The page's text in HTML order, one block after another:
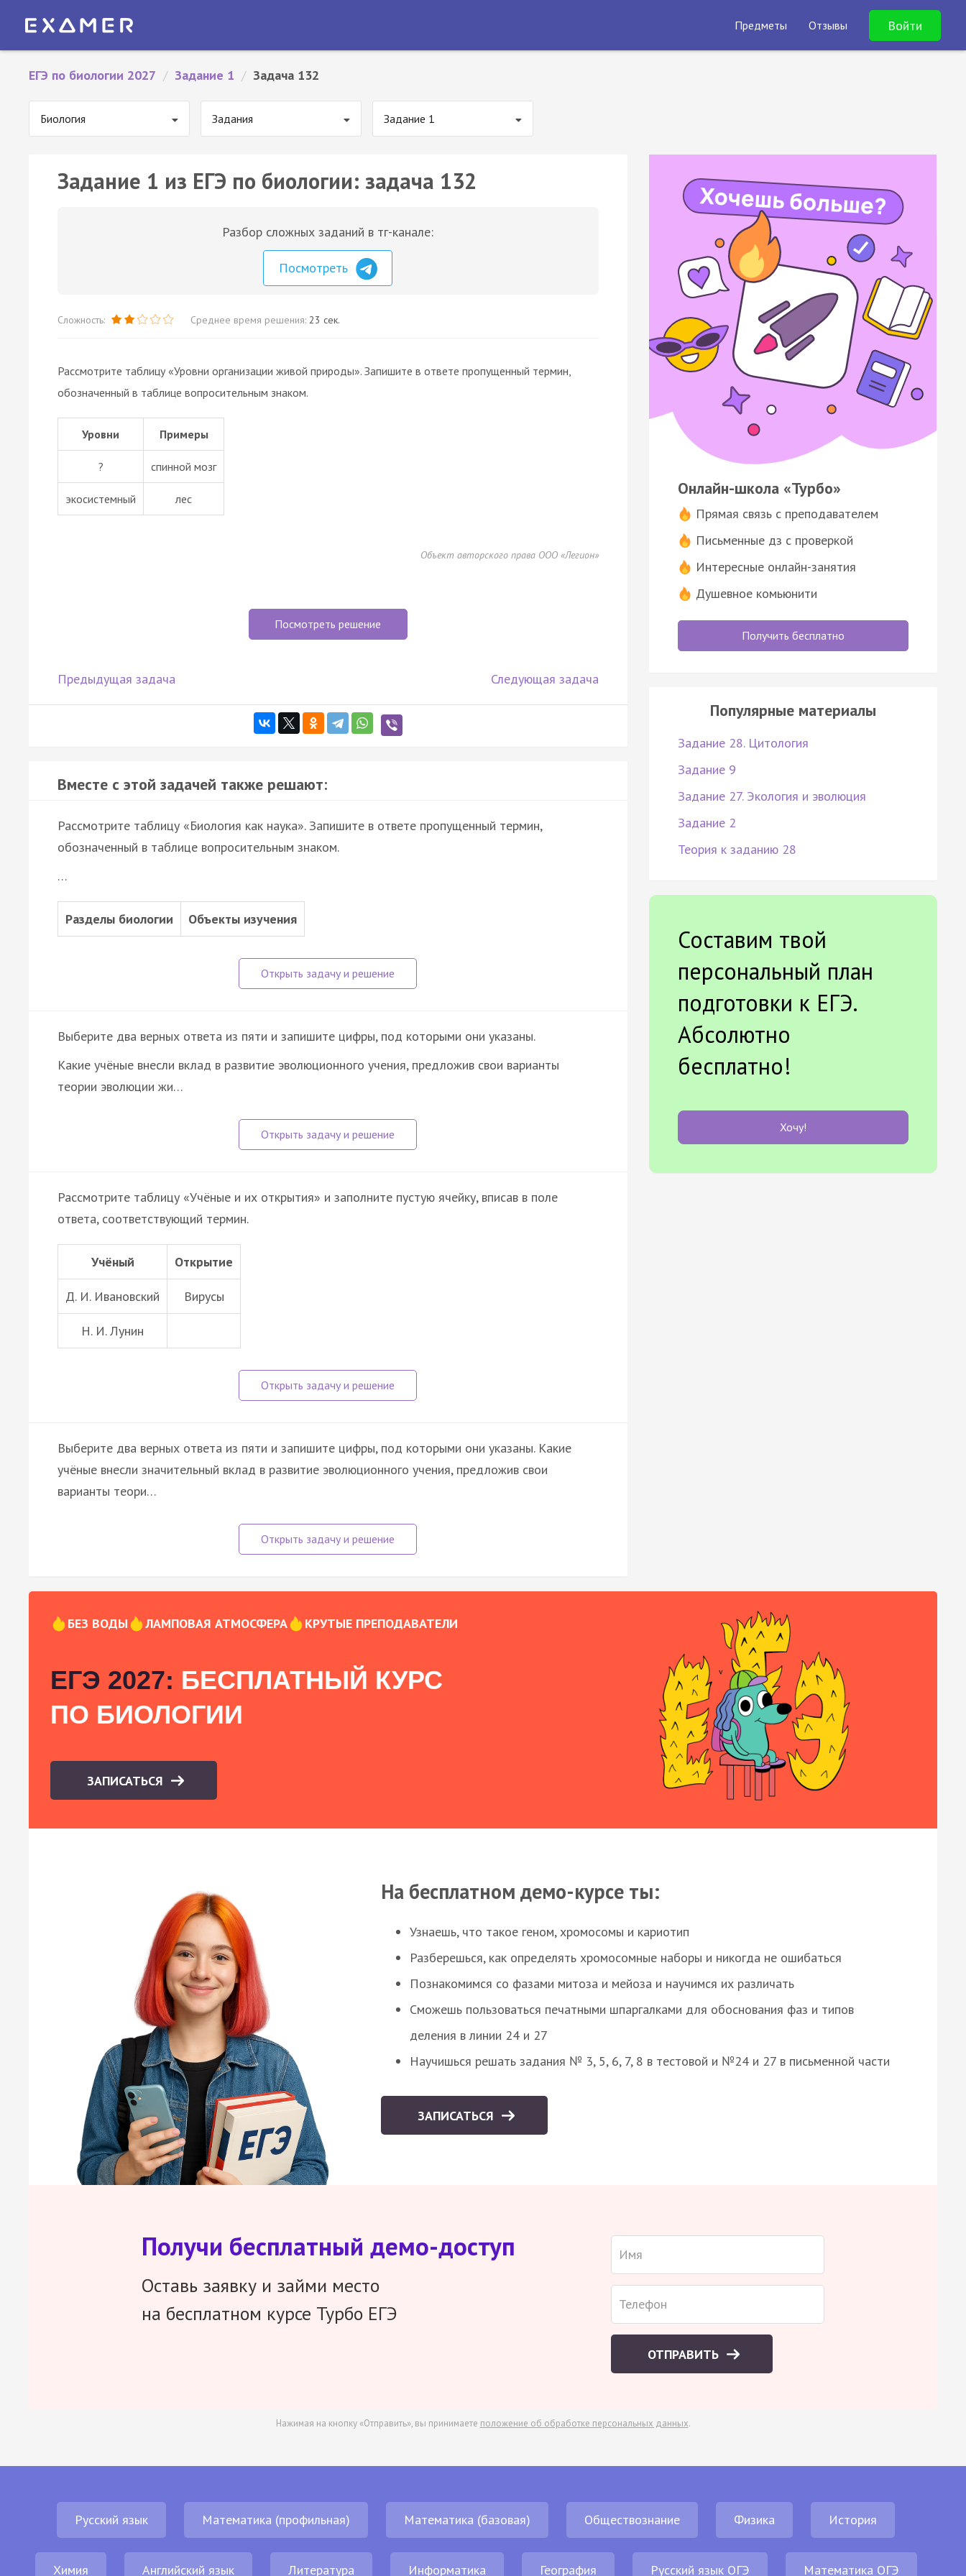
Предметы Отзывы Войти
ЕГЭ по биологии 2027 / Задание 1 / Задача 132
Биология Задания Задание 1
Задание 1 из ЕГЭ по биологии: задача 132
Разбор сложных заданий в тг-канале:
Посмотреть
Сложность: Среднее время решения: 23 сек.
Рассмотрите таблицу «Уровни организации живой природы». Запишите в ответе пропущенный термин,
обозначенный в таблице вопросительным знаком.
Уровни Примеры
? спинной мозг
экосистемный лес
Объект авторского права ООО «Легион»
Посмотреть решение
Предыдущая задача Следующая задача
Вместе с этой задачей также решают:
Рассмотрите таблицу «Биология как наука». Запишите в ответе пропущенный термин,
обозначенный в таблице вопросительным знаком.
…
Разделы биологии Объекты изучения
Выберите два верных ответа из пяти и запишите цифры, под которыми они указаны.
Какие учёные внесли вклад в развитие эволюционного учения, предложив свои варианты
теории эволюции жи…
Рассмотрите таблицу «Учёные и их открытия» и заполните пустую ячейку, вписав в поле
ответа, соответствующий термин.
Учёный Открытие
Д. И. Ивановский Вирусы
Н. И. Лунин
Выберите два верных ответа из пяти и запишите цифры, под которыми они указаны. Какие
учёные внесли значительный вклад в развитие эволюционного учения, предложив свои
варианты теори…
Онлайн-школа «Турбо»
Прямая связь с преподавателем
Письменные дз с проверкой
Интересные онлайн-занятия
Душевное комьюнити
Получить бесплатно
Популярные материалы
Задание 28. Цитология
Задание 9
Задание 27. Экология и эволюция
Задание 2
Теория к заданию 28
Составим твой
персональный план
подготовки к ЕГЭ.
Абсолютно
бесплатно!
Хочу!
БЕЗ ВОДЫ ЛАМПОВАЯ АТМОСФЕРА КРУТЫЕ ПРЕПОДАВАТЕЛИ
ЕГЭ 2027: БЕСПЛАТНЫЙ КУРС
ПО БИОЛОГИИ
ЗАПИСАТЬСЯ
На бесплатном демо-курсе ты:
Узнаешь, что такое геном, хромосомы и кариотип
Разберешься, как определять хромосомные наборы и никогда не ошибаться
Познакомимся со фазами митоза и мейоза и научимся их различать
Сможешь пользоваться печатными шпаргалками для обоснования фаз и типов
деления в линии 24 и 27
Научишься решать задания № 3, 5, 6, 7, 8 в тестовой и №24 и 27 в письменной части
ЗАПИСАТЬСЯ
Получи бесплатный демо-доступ
Оставь заявку и займи место
на бесплатном курсе Турбо ЕГЭ
ОТПРАВИТЬ
Нажимая на кнопку «Отправить», вы принимаете положение об обработке персональных данных.
Русский язык Математика (профильная) Математика (базовая) Обществознание Физика История
Химия Английский язык Литература Информатика География Русский язык ОГЭ Математика ОГЭ